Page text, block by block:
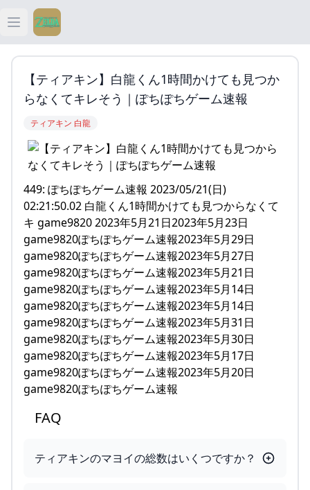
Open main menu
ティアキン
ティアキン 祠
ティアキン 攻略
【ティアキン】白龍くん1時間かけても見つか
らなくてキレそう｜ぽちぽちゲーム速報
ティアキン 白龍
449: ぽちぽちゲーム速報 2023/05/21(日)
02:21:50.02 白龍くん1時間かけても見つからなくて
キ game9820 2023年5月21日2023年5月23日
game9820ぽちぽちゲーム速報2023年5月29日
game9820ぽちぽちゲーム速報2023年5月27日
game9820ぽちぽちゲーム速報2023年5月21日
game9820ぽちぽちゲーム速報2023年5月14日
game9820ぽちぽちゲーム速報2023年5月14日
game9820ぽちぽちゲーム速報2023年5月31日
game9820ぽちぽちゲーム速報2023年5月30日
game9820ぽちぽちゲーム速報2023年5月17日
game9820ぽちぽちゲーム速報2023年5月20日
game9820ぽちぽちゲーム速報
FAQ
ティアキンのマヨイの総数はいくつですか？